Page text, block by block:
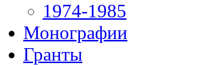
1974-1985
Монографии
Гранты